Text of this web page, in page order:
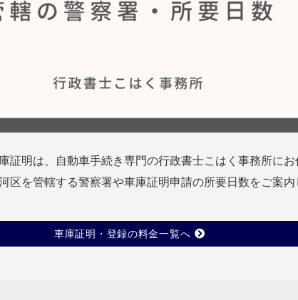
証明は、自動車手続き専門の行政書士こはく事務所にお
区を管轄する警察署や車庫証明申請の所要日数をご案内
車庫証明・登録の料金一覧へ